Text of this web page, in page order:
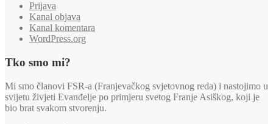
Prijava
Kanal objava
Kanal komentara
WordPress.org
Tko smo mi?
Mi smo članovi FSR-a (Franjevačkog svjetovnog reda) i nastojimo u
svijetu živjeti Evanđelje po primjeru svetog Franje Asiškog, koji je
bio brat svakom stvorenju.